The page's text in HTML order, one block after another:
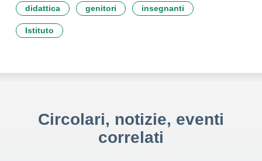
didattica genitori insegnanti
Istituto
Circolari, notizie, eventi
correlati